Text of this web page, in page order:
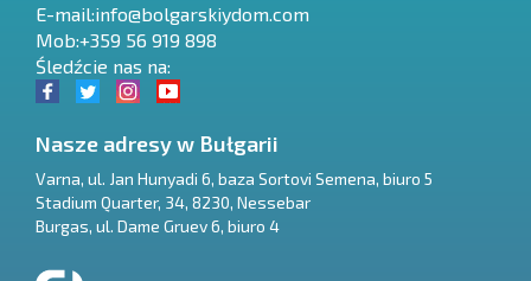
E-mail:info@bolgarskiydom.com
Mob:+359 56 919 898
Śledźcie nas na:
Nasze adresy w Bułgarii
Varna, ul. Jan Hunyadi 6, baza Sortovi Semena, biuro 5
Stadium Quarter, 34, 8230, Nessebar
Burgas, ul. Dame Gruev 6, biuro 4